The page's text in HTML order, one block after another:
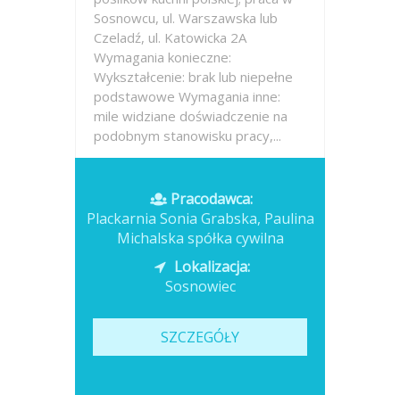
Sosnowcu, ul. Warszawska lub
Czeladź, ul. Katowicka 2A
Wymagania konieczne:
Wykształcenie: brak lub niepełne
podstawowe Wymagania inne:
mile widziane doświadczenie na
podobnym stanowisku pracy,...
Pracodawca:
Plackarnia Sonia Grabska, Paulina
Michalska spółka cywilna
Lokalizacja:
Sosnowiec
SZCZEGÓŁY